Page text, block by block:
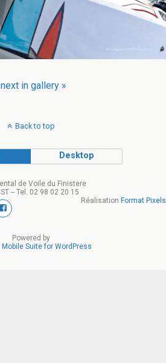
next in gallery »
Back to top
Desktop
de Voile du Finistere
-- Tel. 02 98 02 20 15
Réalisation Format Pixels
Powered by
Suite for WordPress